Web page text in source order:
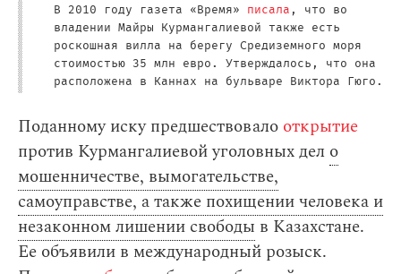
В 2010 году газета «Время» писала, что во
владении Майры Курмангалиевой также есть
роскошная вилла на берегу Средиземного моря
стоимостью 35 млн евро. Утверждалось, что она
расположена в Каннах на бульваре Виктора Гюго.
Поданному иску предшествовало открытие
против Курмангалиевой уголовных дел о
мошенничестве, вымогательстве,
самоуправстве, а также похищении человека и
незаконном лишении свободы в Казахстане.
Ее объявили в международный розыск.